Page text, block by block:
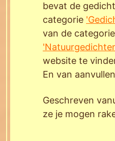
bevat de
categorie
van de categorie
website te
En van
Geschreven
ze je mogen